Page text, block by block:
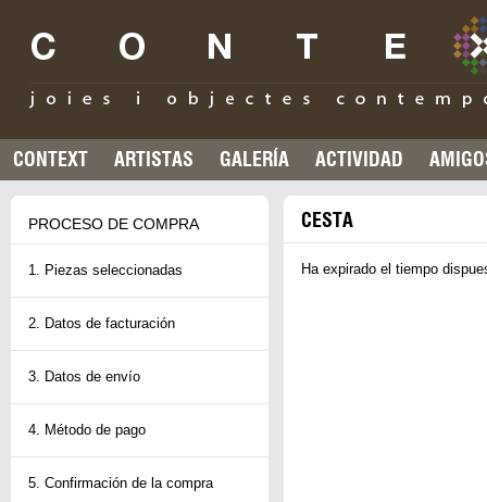
CONTEXT ARTISTAS GALERÍA ACTIVIDAD
PROCESO DE COMPRA
1. Piezas seleccionadas
2. Datos de facturación
3. Datos de envío
4. Método de pago
5. Confirmación de la compra
CESTA
Ha expirado el tiempo